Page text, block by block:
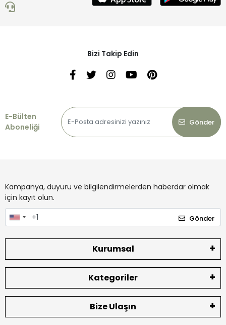
Bizi Takip Edin
E-Bülten
Aboneliği
Gönder
Kampanya, duyuru ve bilgilendirmelerden haberdar olmak
için kayıt olun.
Gönder
Kurumsal
Kategoriler
Bize Ulaşın